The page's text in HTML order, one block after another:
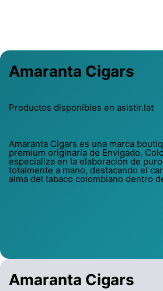
Amaranta Cigars
Amaranta Cigars
Productos disponibles en asistir.lat
Amaranta Cigars es una marca
premium originaria de Envigado,
especializa en la elaboración de
totalmente a mano, destacando el
alma del tabaco colombiano dentro